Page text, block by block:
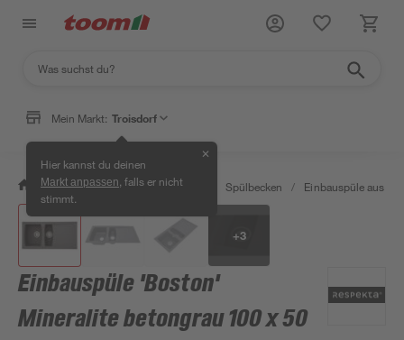
Mein Markt: Troisdorf
Hier kannst du deinen
Markt anpassen , falls er nicht
stimmt.
✕
/ Wohnen & Haushalt / Küche Spülbecken / Einbauspüle aus
+3
Einbauspüle 'Boston'
Mineralite betongrau 100 x 50